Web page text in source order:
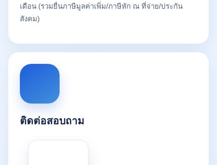
เดือน (รวมยื่นภาษีมูลค่าเพิ่ม/ภาษีหัก ณ ที่จ่าย/ประกัน
สังคม)
ติดต่อสอบถาม